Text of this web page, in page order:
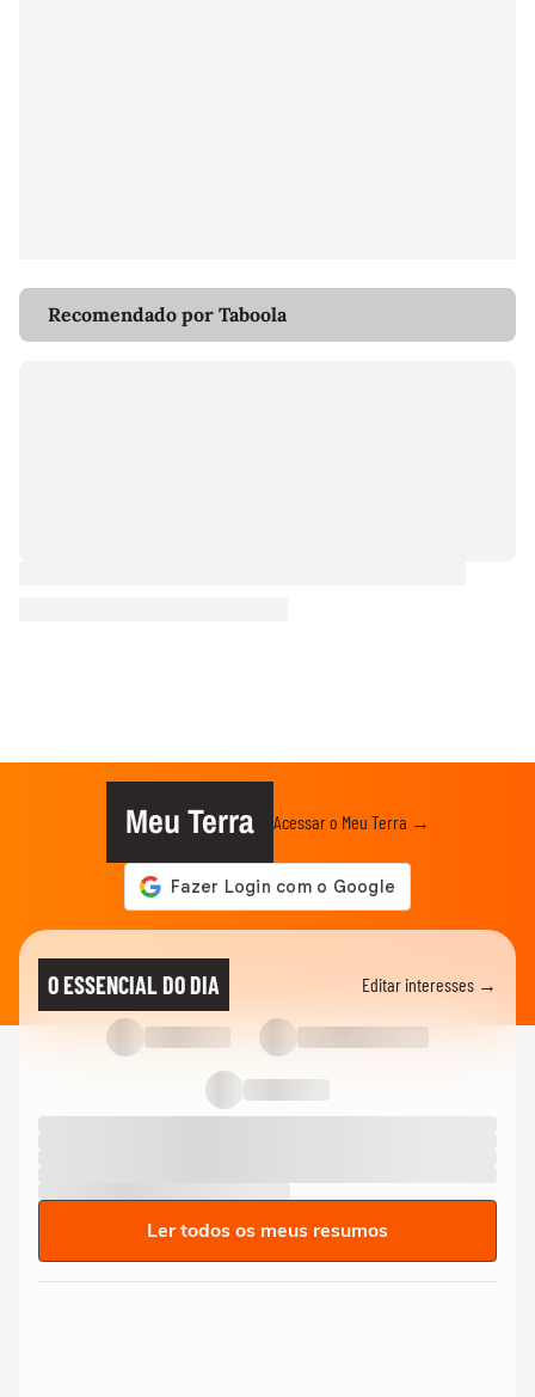
Recomendado por Taboola
Meu Terra Acessar o Meu Terra →
O ESSENCIAL DO DIA Editar interesses →
Ler todos os meus resumos